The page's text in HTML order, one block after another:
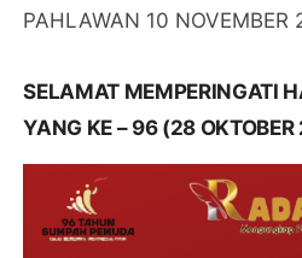
PAHLAWAN 10 NOVEMBER
SELAMAT MEMPERINGATI
YANG KE – 96 (28